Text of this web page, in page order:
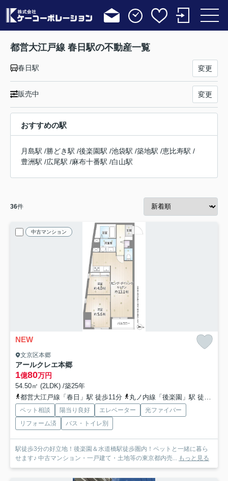
都営大江戸線 春日駅の不動産一覧
春日駅 変更
販売中 変更
おすすめの駅
月島駅 /勝どき駅 /後楽園駅 /池袋駅 /築地駅 /恵比寿駅 /
豊洲駅 /広尾駅 /麻布十番駅 /白山駅
36件
中古マンション
NEW
文京区本郷
アールクレエ本郷
1億80万円
54.50㎡ (2LDK) /築25年
都営大江戸線「春日」駅 徒歩11分
丸ノ内線「後楽園」駅 徒歩14分
ペット相談 陽当り良好 エレベーター
光ファイバー
リフォーム済
バス・トイレ別
駅徒歩3分の好立地！後楽園＆水道橋駅徒歩圏内！ペットと一緒に暮ら
せます♪ 中古マンション・一戸建て・土地等の東京都内売...
もっと見る